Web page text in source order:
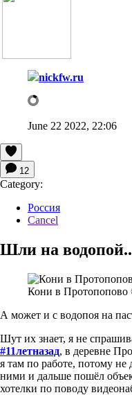
nickfw.ru
June 22 2022, 22:06
12
Category:
Россия
Cancel
Шли на
Кони в Протопопово
А может и с водопоя на
Шут их знает, я не
#11летназад, в деревне
я там по работе, потому
ними и дальше пошёл
хотелки по поводу